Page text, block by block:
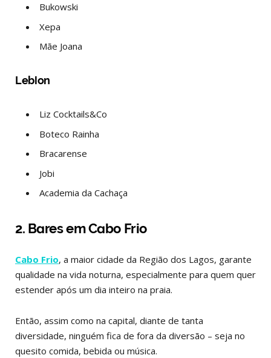
Bukowski
Xepa
Mãe Joana
Leblon
Liz Cocktails&Co
Boteco Rainha
Bracarense
Jobi
Academia da Cachaça
2. Bares em Cabo Frio
Cabo Frio, a maior cidade da Região dos Lagos, garante
qualidade na vida noturna, especialmente para quem quer
estender após um dia inteiro na praia.
Então, assim como na capital, diante de tanta
diversidade, ninguém fica de fora da diversão – seja no
quesito comida, bebida ou música.